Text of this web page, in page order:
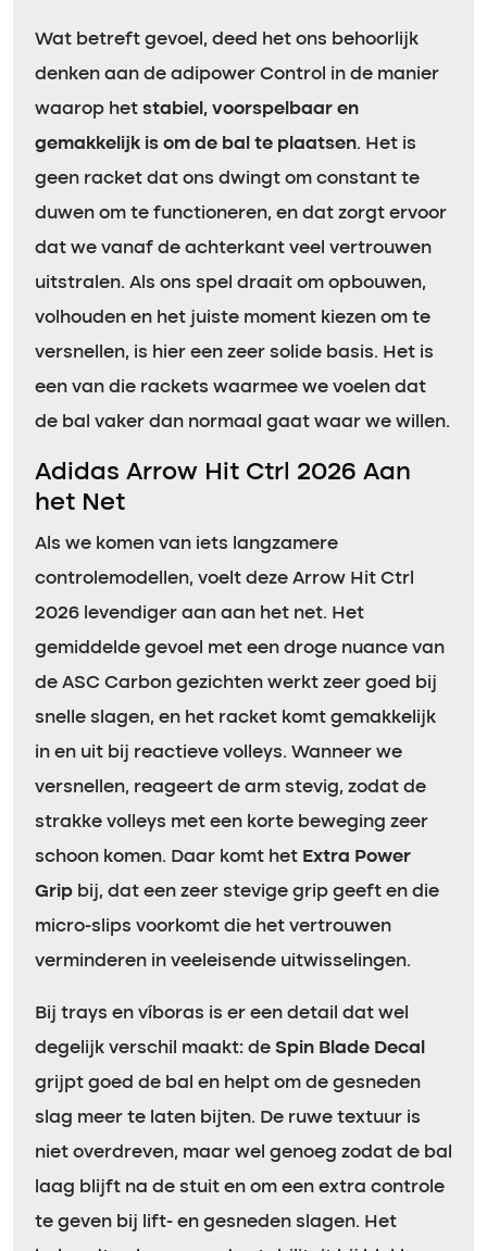
Wat betreft gevoel, deed het ons behoorlijk
denken aan de adipower Control in de manier
waarop het stabiel, voorspelbaar en
gemakkelijk is om de bal te plaatsen. Het is
geen racket dat ons dwingt om constant te
duwen om te functioneren, en dat zorgt ervoor
dat we vanaf de achterkant veel vertrouwen
uitstralen. Als ons spel draait om opbouwen,
volhouden en het juiste moment kiezen om te
versnellen, is hier een zeer solide basis. Het is
een van die rackets waarmee we voelen dat
de bal vaker dan normaal gaat waar we willen.
Adidas Arrow Hit Ctrl 2026 Aan
het Net
Als we komen van iets langzamere
controlemodellen, voelt deze Arrow Hit Ctrl
2026 levendiger aan aan het net. Het
gemiddelde gevoel met een droge nuance van
de ASC Carbon gezichten werkt zeer goed bij
snelle slagen, en het racket komt gemakkelijk
in en uit bij reactieve volleys. Wanneer we
versnellen, reageert de arm stevig, zodat de
strakke volleys met een korte beweging zeer
schoon komen. Daar komt het Extra Power
Grip bij, dat een zeer stevige grip geeft en die
micro-slips voorkomt die het vertrouwen
verminderen in veeleisende uitwisselingen.
Bij trays en víboras is er een detail dat wel
degelijk verschil maakt: de Spin Blade Decal
grijpt goed de bal en helpt om de gesneden
slag meer te laten bijten. De ruwe textuur is
niet overdreven, maar wel genoeg zodat de bal
laag blijft na de stuit en om een extra controle
te geven bij lift- en gesneden slagen. Het